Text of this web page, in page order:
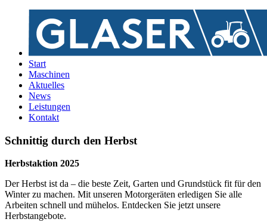
Start
Maschinen
Aktuelles
News
Leistungen
Kontakt
Schnittig durch den Herbst
Herbstaktion 2025
Der Herbst ist da – die beste Zeit, Garten und Grundstück fit für den
Winter zu machen. Mit unseren Motorgeräten erledigen Sie alle
Arbeiten schnell und mühelos. Entdecken Sie jetzt unsere
Herbstangebote.